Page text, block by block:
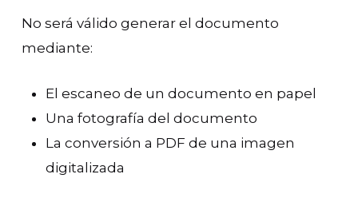
No será válido generar el documento
mediante:
El escaneo de un documento en papel
Una fotografía del documento
La conversión a PDF de una imagen
digitalizada